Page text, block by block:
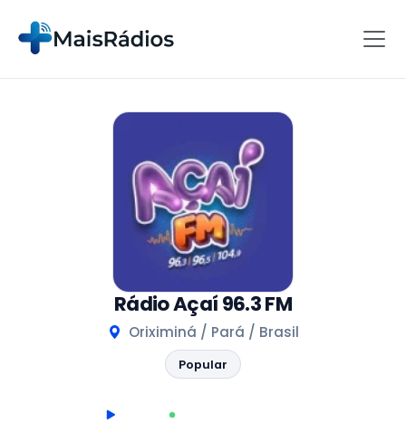
Rádio Açaí 96.3 FM
Oriximiná / Pará / Brasil
Popular
AO VIVO